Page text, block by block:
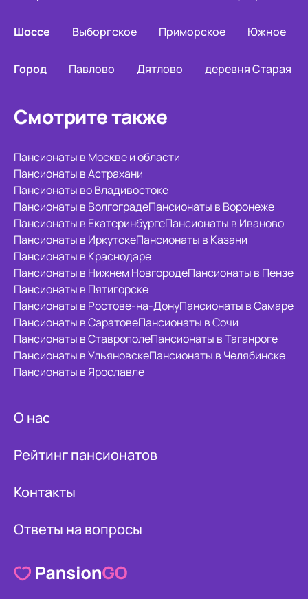
Шоссе Выборгское Приморское Южное
Город Павлово Дятлово деревня Старая
Смотрите также
Пансионаты в Москве и области
Пансионаты в Астрахани
Пансионаты во Владивостоке
Пансионаты в ВолгоградеПансионаты в Воронеже
Пансионаты в ЕкатеринбургеПансионаты в Иваново
Пансионаты в ИркутскеПансионаты в Казани
Пансионаты в Краснодаре
Пансионаты в Нижнем НовгородеПансионаты в Пензе
Пансионаты в Пятигорске
Пансионаты в Ростове-на-ДонуПансионаты в Самаре
Пансионаты в СаратовеПансионаты в Сочи
Пансионаты в СтаврополеПансионаты в Таганроге
Пансионаты в УльяновскеПансионаты в Челябинске
Пансионаты в Ярославле
О нас
Рейтинг пансионатов
Контакты
Ответы на вопросы